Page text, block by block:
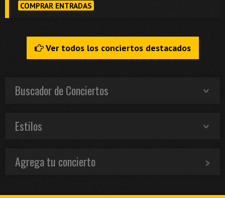
COMPRAR ENTRADAS
Ver todos los conciertos destacados
Buscador de Conciertos
Estilos
Agrega tu concierto